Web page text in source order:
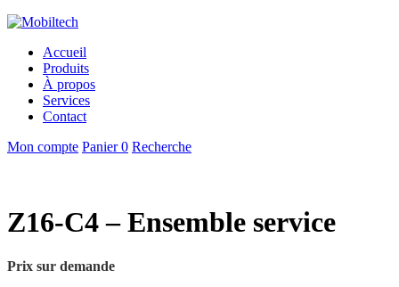
Accueil
Produits
À propos
Services
Contact
Mon compte Panier 0 Recherche
Z16-C4 – Ensemble service
Prix sur demande